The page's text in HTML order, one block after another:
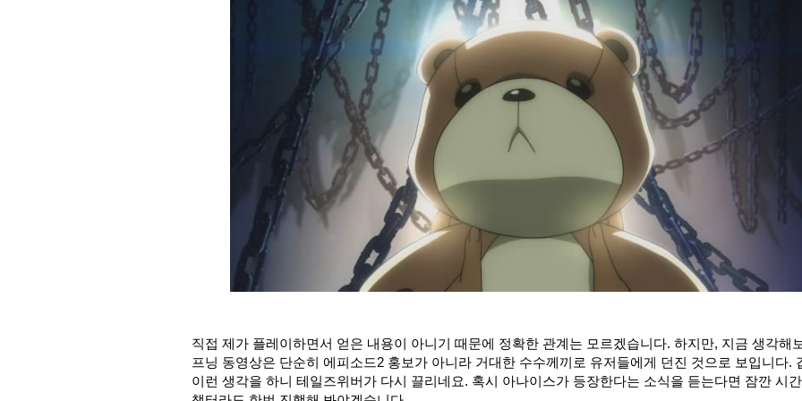
직접 제가 플레이하면서 얻은 내용이 아니기 때문에 정확한 관계는 모르겠습니다. 하지만, 지금 생각해
프닝 동영상은 단순히 에피소드2 홍보가 아니라 거대한 수수께끼로 유저들에게 던진 것으로 보입니다.
이런 생각을 하니 테일즈위버가 다시 끌리네요. 혹시 아나이스가 등장한다는 소식을 듣는다면 잠깐 시